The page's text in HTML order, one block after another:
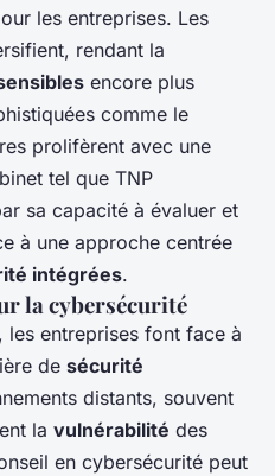
les entreprises. Les
rendant la
encore plus
comme le
prolifèrent avec une
tel que TNP
sa capacité à évaluer et
à une approche centrée
intégrées.
la cybersécurité
entreprises font face à
de sécurité
distants, souvent
la vulnérabilité des
en cybersécurité peut